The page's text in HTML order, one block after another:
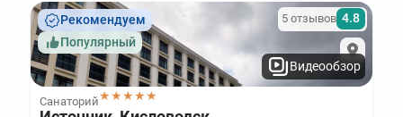
Санатории Ессентуков с питанием
Санатории Сочи на карте города
Рекомендуем
Популярный
Видеообзор
Санаторий★★★★★
5 отзывов 4.8